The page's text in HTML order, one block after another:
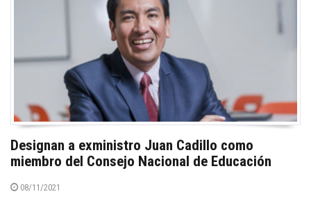
Designan a exministro Juan Cadillo como
miembro del Consejo Nacional de Educación
08/11/2021